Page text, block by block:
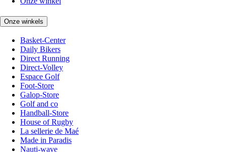
Onze winkels
Basket-Center
Daily Bikers
Direct Running
Direct-Volley
Espace Golf
Foot-Store
Galop-Store
Golf and co
Handball-Store
House of Rugby
La sellerie de Maé
Made in Paradis
Nauti-wave